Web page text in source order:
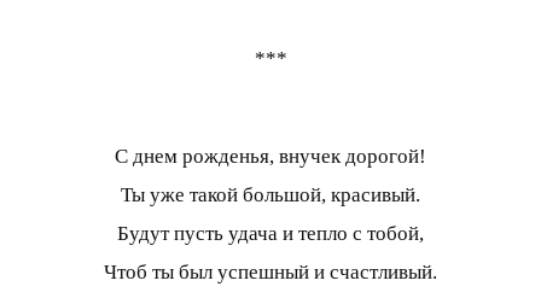
***
С днем рожденья, внучек дорогой!
Ты уже такой большой, красивый.
Будут пусть удача и тепло с тобой,
Чтоб ты был успешный и счастливый.